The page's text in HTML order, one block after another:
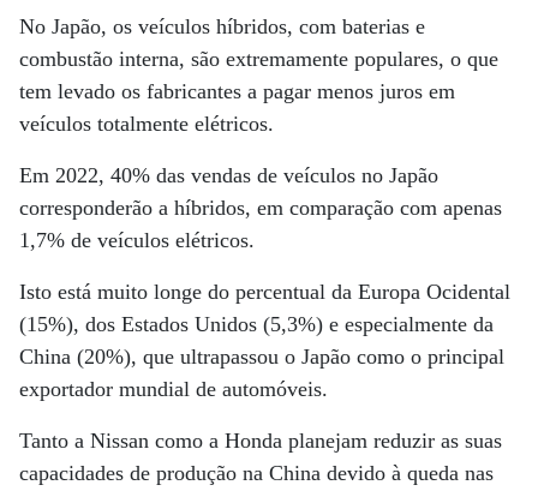
No Japão, os veículos híbridos, com baterias e
combustão interna, são extremamente populares, o que
tem levado os fabricantes a pagar menos juros em
veículos totalmente elétricos.
Em 2022, 40% das vendas de veículos no Japão
corresponderão a híbridos, em comparação com apenas
1,7% de veículos elétricos.
Isto está muito longe do percentual da Europa Ocidental
(15%), dos Estados Unidos (5,3%) e especialmente da
China (20%), que ultrapassou o Japão como o principal
exportador mundial de automóveis.
Tanto a Nissan como a Honda planejam reduzir as suas
capacidades de produção na China devido à queda nas